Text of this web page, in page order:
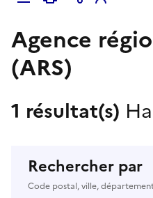
Agence
(ARS)
1 résultat(s)
Rechercher par
Code postal, ville,